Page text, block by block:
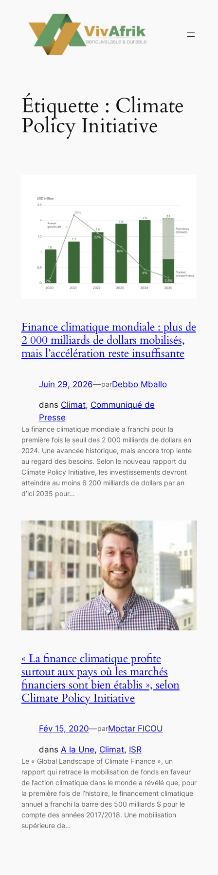
contenu
Étiquette : Climate
Policy Initiative
Finance climatique mondiale : plus de
2 000 milliards de dollars mobilisés,
mais l’accélération reste insuffisante
Juin 29, 2026—parDebbo Mballo
dans Climat, Communiqué de
Presse
La finance climatique mondiale a franchi pour la
première fois le seuil des 2 000 milliards de dollars en
2024. Une avancée historique, mais encore trop lente
au regard des besoins. Selon le nouveau rapport du
Climate Policy Initiative, les investissements devront
atteindre au moins 6 200 milliards de dollars par an
d’ici 2035 pour…
« La finance climatique profite
surtout aux pays où les marchés
financiers sont bien établis », selon
Climate Policy Initiative
Fév 15, 2020—parMoctar FICOU
dans A la Une, Climat, ISR
Le « Global Landscape of Climate Finance », un
rapport qui retrace la mobilisation de fonds en faveur
de l’action climatique dans le monde a révélé que, pour
la première fois de l’histoire, le financement climatique
annuel a franchi la barre des 500 milliards $ pour le
compte des années 2017/2018. Une mobilisation
supérieure de…